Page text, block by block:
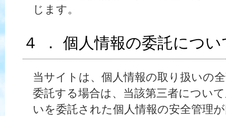
じます。
４ ． 個人情報の委託につい
当サイトは、個人情報の取り扱いの
委託する場合は、当該第三者につい
いを委託された個人情報の安全管理